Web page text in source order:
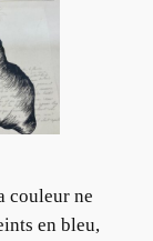
couleur ne
en bleu,